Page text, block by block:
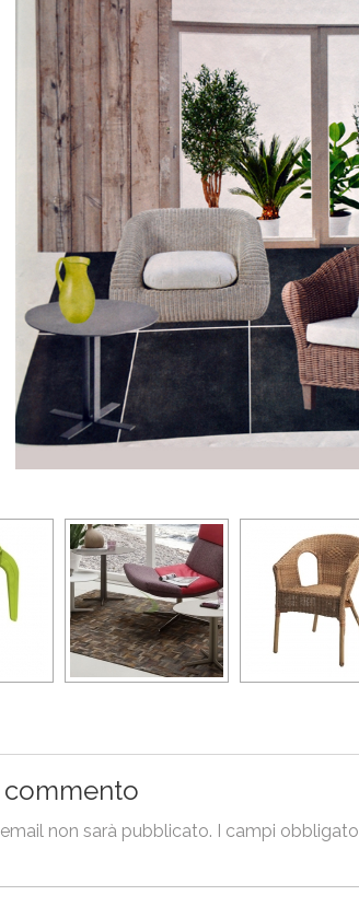
commento
non sarà pubblicato. I campi
Nome
Ho